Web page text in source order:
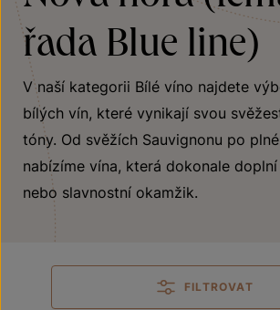
řada Blue line)
V naší kategorii Bílé víno najdete
bílých vín, které vynikají svou
tóny. Od svěžích Sauvignonu po
nabízíme vína, která dokonale
nebo slavnostní okamžik.
FILTROVAT